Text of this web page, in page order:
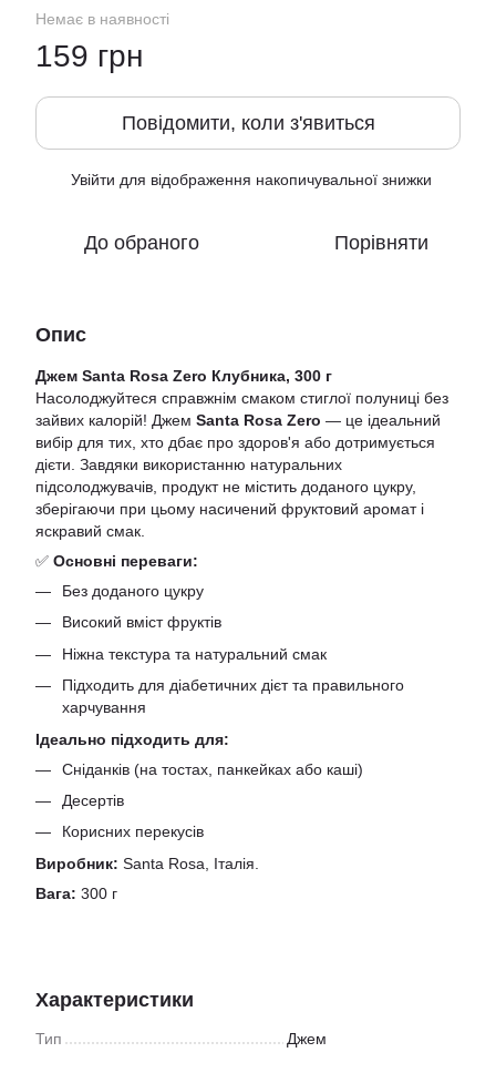
Немає в наявності
159 грн
Повідомити, коли з'явиться
Увійти для відображення накопичувальної знижки
До обраного Порівняти
Опис
Джем Santa Rosa Zero Клубника, 300 г
Насолоджуйтеся справжнім смаком стиглої полуниці без
зайвих калорій! Джем Santa Rosa Zero — це ідеальний
вибір для тих, хто дбає про здоров'я або дотримується
дієти. Завдяки використанню натуральних
підсолоджувачів, продукт не містить доданого цукру,
зберігаючи при цьому насичений фруктовий аромат і
яскравий смак.
✅ Основні переваги:
Без доданого цукру
Високий вміст фруктів
Ніжна текстура та натуральний смак
Підходить для діабетичних дієт та правильного
харчування
Ідеально підходить для:
Сніданків (на тостах, панкейках або каші)
Десертів
Корисних перекусів
Виробник: Santa Rosa, Італія.
Вага: 300 г
Характеристики
Тип Джем